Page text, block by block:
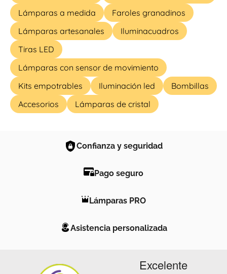
Lámparas a medida
Faroles granadinos
Lámparas artesanales
Iluminacuadros
Tiras LED
Lámparas con sensor de movimiento
Kits empotrables
Iluminación led
Bombillas
Accesorios
Lámparas de cristal
Confianza y seguridad
Pago seguro
Lámparas PRO
Asistencia personalizada
Excelente